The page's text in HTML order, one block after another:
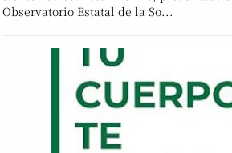
Observatorio Estatal de la So...